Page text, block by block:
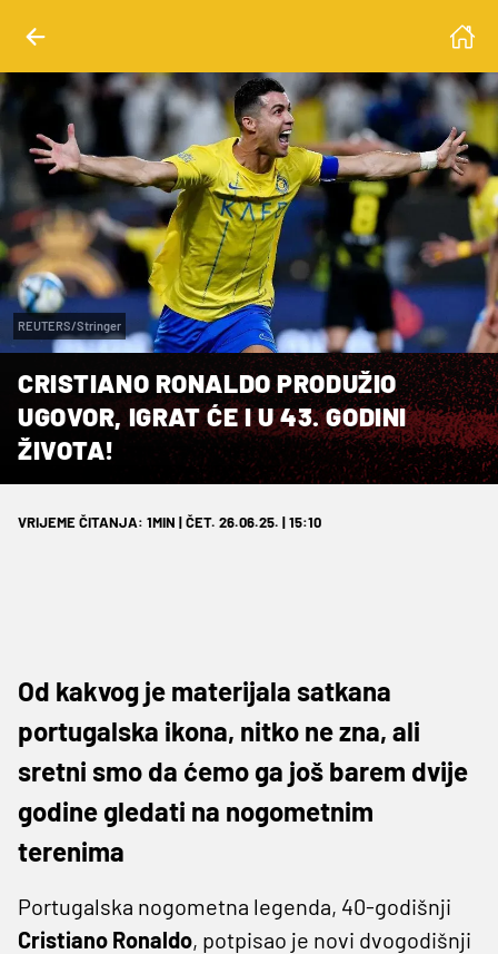
REUTERS/Stringer
CRISTIANO RONALDO PRODUŽIO
UGOVOR, IGRAT ĆE I U 43. GODINI
ŽIVOTA!
VRIJEME ČITANJA: 1MIN | ČET. 26.06.25. | 15:10
Od kakvog je materijala satkana
portugalska ikona, nitko ne zna, ali
sretni smo da ćemo ga još barem dvije
godine gledati na nogometnim
terenima
Portugalska nogometna legenda, 40-godišnji
Cristiano Ronaldo, potpisao je novi dvogodišnji